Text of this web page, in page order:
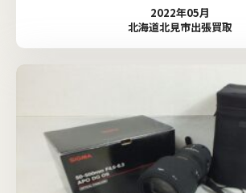
2022年05月
北海道北見市出張買取